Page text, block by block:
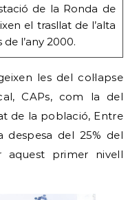
de la Ronda de
el trasllat de l’alta
l’any 2000.
les del col·lapse
CAPs, com la del
de la població, Entre
despesa del 25% del
aquest primer nivell